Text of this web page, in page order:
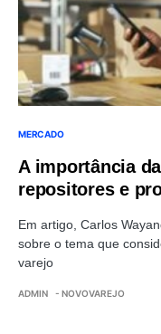
MERCADO
A importância
repositores e
Em artigo, Carlos
sobre o tema que
varejo
ADMIN - NOVOVAREJO